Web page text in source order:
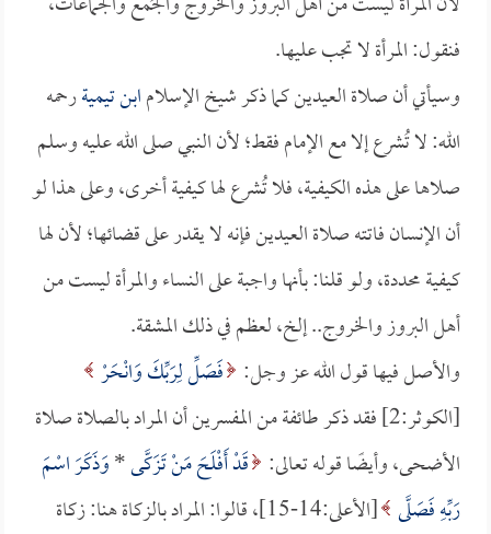
فنقول: المرأة لا تجب عليها.
وسيأتي أن صلاة العيدين كما ذكر شيخ الإسلامابن تيميةرحمه
الله: لا تُشرع إلا مع الإمام فقط؛ لأن النبي صلى الله عليه وسلم
صلاها على هذه الكيفية، فلا تُشرع لها كيفية أخرى، وعلى هذا لو
أن الإنسان فاتته صلاة العيدين فإنه لا يقدر على قضائها؛ لأن لها
كيفية محددة، ولو قلنا: بأنها واجبة على النساء والمرأة ليست من
أهل البروز والخروج.. إلخ، لعظم في ذلك المشقة.
والأصل فيها قول الله عز وجل: فَصَلِّ لِرَبِّكَ وَانْحَرْ
[الكوثر:2] فقد ذكر طائفة من المفسرين أن المراد بالصلاة صلاة
الأضحى، وأيضًا قوله تعالى: قَدْ أَفْلَحَ مَنْ تَزَكَّى*وَذَكَرَ اسْمَ
رَبِّهِ فَصَلَّى
[الأعلى:14-15]، قالوا: المراد بالزكاة هنا: زكاة